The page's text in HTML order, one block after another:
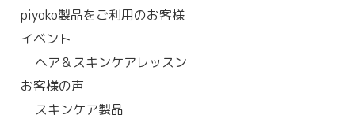
piyoko製品をご利用のお客様
イベント
ヘア＆スキンケアレッスン
お客様の声
スキンケア製品